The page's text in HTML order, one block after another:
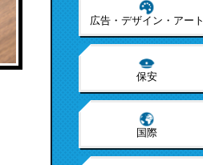
広告・デザイン・アート
保安
国際